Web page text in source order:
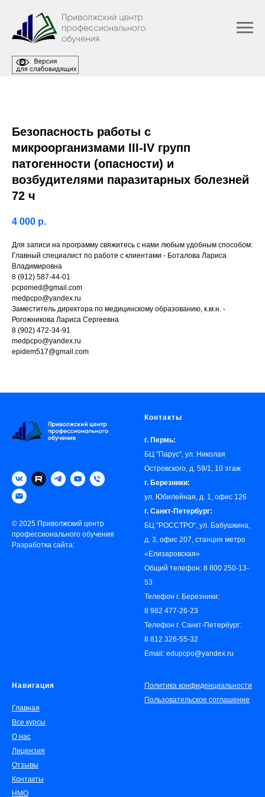
Безопасность работы с
микроорганизмами III-IV групп
патогенности (опасности) и
возбудителями паразитарных болезней
72 ч
4 000 р.
Для записи на программу свяжитесь с нами любым удобным способом:
Главный специалист по работе с клиентами - Боталова Лариса
Владимировна
8 (912) 587-44-01
pcpomed@gmail.com
medpcpo@yandex.ru
Заместитель директора по медицинскому образованию, к.м.н. -
Рогожникова Лариса Сергеевна
8 (902) 472-34-91
medpcpo@yandex.ru
epidem517@gmail.com
© 2025 Приволжский центр
профессионального обучения
Разработка сайта:
Контакты
г. Пермь:
БЦ "Парус", ул. Николая
Островского, д. 59/1, 10 этаж
г. Березники:
ул. Юбилейная, д. 1, офис 126
г. Санкт-Петербург:
БЦ "РОССТРО", ул. Бабушкина,
д. 3, офис 207, станция метро
«‎Елизаровская»
Общий телефон: 8 800 250-13-
53
Телефон г. Березники:
8 982 477-26-23
Телефон г. Санкт-Петербург:
8 812 326-55-32
Email: edupcpo@yandex.ru
Навигация
Главная
Все курсы
О нас
Лицензия
Отзывы
Контакты
НМО
Политика конфиденциальности
Пользовательское соглашение